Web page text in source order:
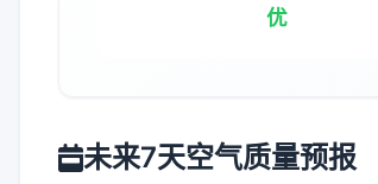
优
未来7天空气质量预报